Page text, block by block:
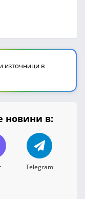
източници в
новини в:
Telegram